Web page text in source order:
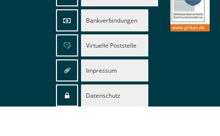
Bankverbindungen
Virtuelle Poststelle
Impressum
Datenschutz